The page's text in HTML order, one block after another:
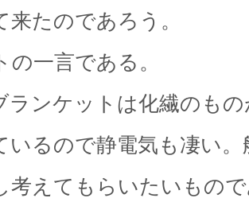
来たのであろう。
一言である。
ランケットは化繊のも
いるので静電気も凄い
考えてもらいたいもの